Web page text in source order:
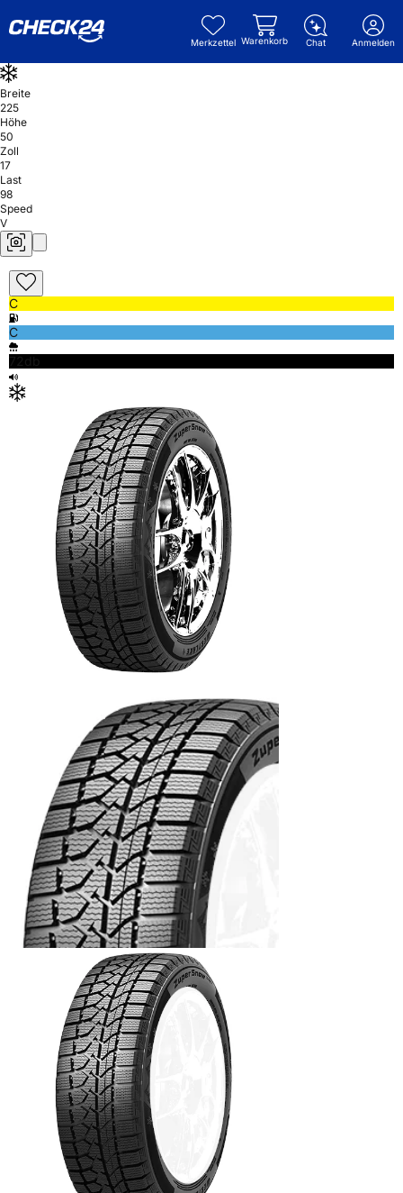
Merkzettel Warenkorb Chat Anmelden
Breite
225
Höhe
50
Zoll
17
Last
98
Speed
V
C
C
72db